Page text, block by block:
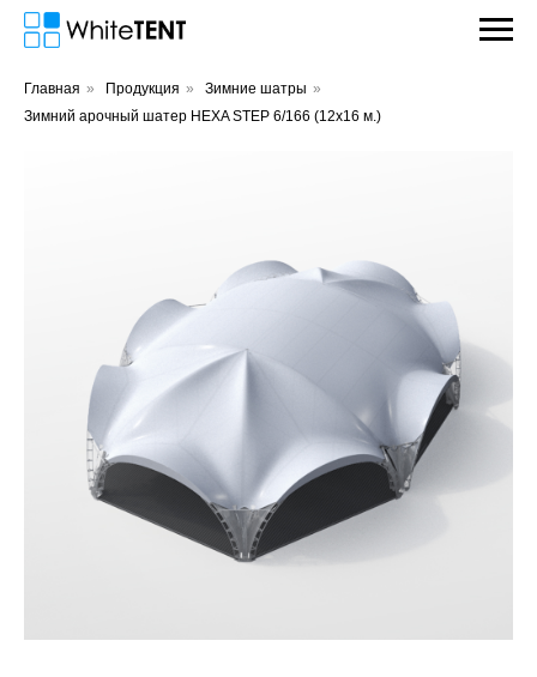
Главная » Продукция » Зимние шатры »
Зимний арочный шатер HEXA STEP 6/166 (12х16 м.)